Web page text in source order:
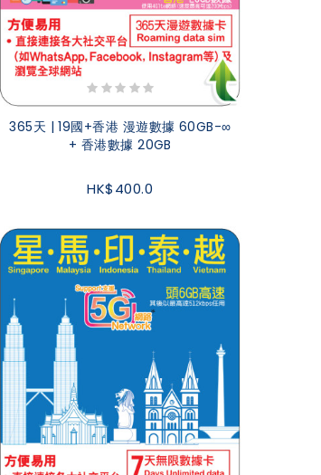
365天 | 19國+香港 漫遊數據 60GB-∞
+ 香港數據 20GB
HK$400.0